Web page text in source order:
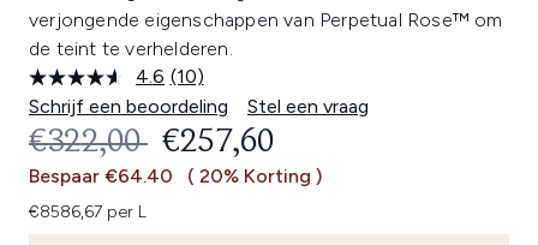
verjongende eigenschappen van Perpetual Rose™ om
de teint te verhelderen.
4.6 Lees
10
beoordelingen.
Dezelfde
paginalink.
(10)
Schrijf een beoordeling
Stel een vraag
RECOMMENDED RETAIL PRICE:
€322,00 HUIDIGE PRIJS:
€257,60
Bespaar €64.40 ( 20% Korting )
€8586,67 per L